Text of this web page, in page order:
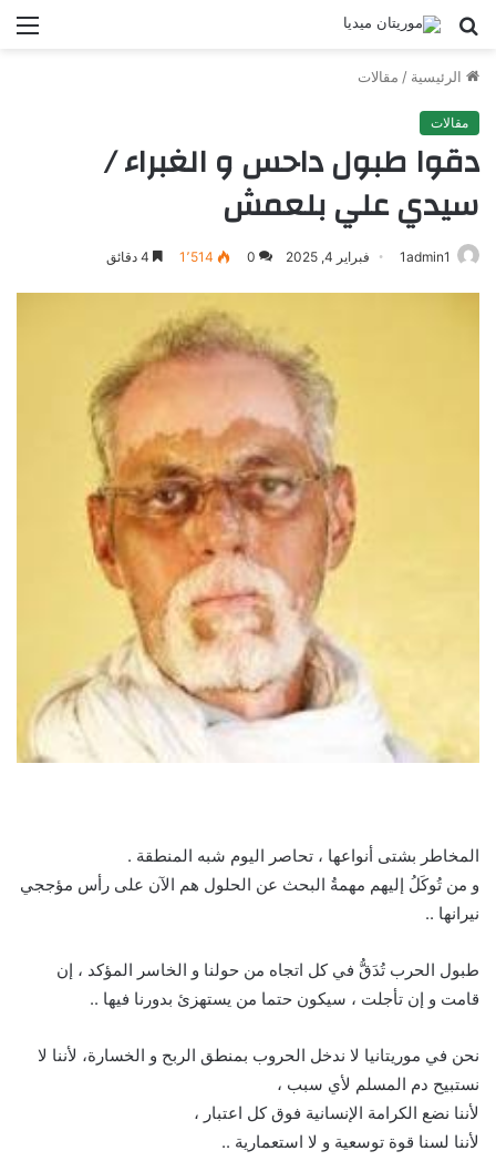
بحث
الرئيسية / مقالات
مقالات
دقوا طبول داحس و الغبراء /
سيدي علي بلعمش
1admin1 فبراير 4, 2025 0 1٬514
المخاطر بشتى أنواعها ، تحاصر اليوم شبه المنطقة .
و من تُوكَلُ إليهم مهمةُ البحث عن الحلول هم الآن على رأس مؤججي
نيرانها ..
طبول الحرب تُدَقُّ في كل اتجاه من حولنا و الخاسر المؤكد ، إن
قامت و إن تأجلت ، سيكون حتما من يستهزئ بدورنا فيها ..
نحن في موريتانيا لا ندخل الحروب بمنطق الربح و الخسارة، لأننا لا
نستبيح دم المسلم لأي سبب ،
لأننا نضع الكرامة الإنسانية فوق كل اعتبار ،
لأننا لسنا قوة توسعية و لا استعمارية ..